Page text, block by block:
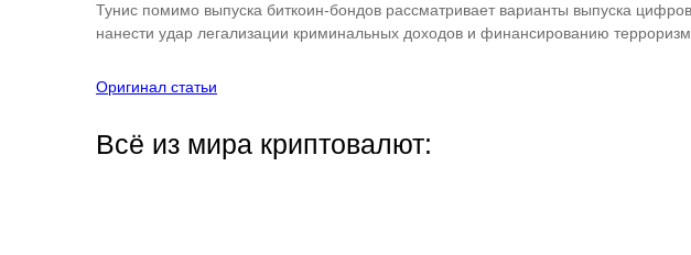
Тунис помимо выпуска биткоин-бондов рассматривает варианты выпуска
нанести удар легализации криминальных доходов и финансированию
Оригинал статьи
Всё из мира криптовалют: